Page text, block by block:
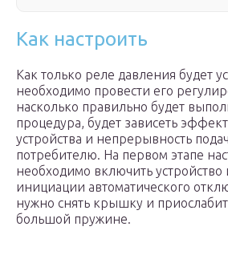
Как настроить
Как только реле давления будет
необходимо провести его
насколько правильно будет
процедура, будет зависеть
устройства и непрерывность
потребителю. На первом этапе
необходимо включить устройство
инициации автоматического
нужно снять крышку и
большой пружине.